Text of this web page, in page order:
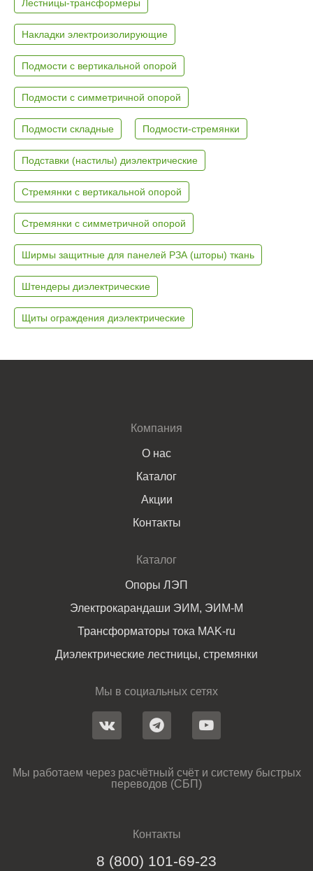
Лестницы-трансформеры
Накладки электроизолирующие
Подмости с вертикальной опорой
Подмости с симметричной опорой
Подмости складные Подмости-стремянки
Подставки (настилы) диэлектрические
Стремянки с вертикальной опорой
Стремянки с симметричной опорой
Ширмы защитные для панелей РЗА (шторы) ткань
Штендеры диэлектрические
Щиты ограждения диэлектрические
Компания
О нас
Каталог
Акции
Контакты
Каталог
Опоры ЛЭП
Электрокарандаши ЭИМ, ЭИМ-М
Трансформаторы тока MAK-ru
Диэлектрические лестницы, стремянки
Мы в социальных сетях
Мы работаем через расчётный счёт и систему быстрых
переводов (СБП)
Контакты
8 (800) 101-69-23